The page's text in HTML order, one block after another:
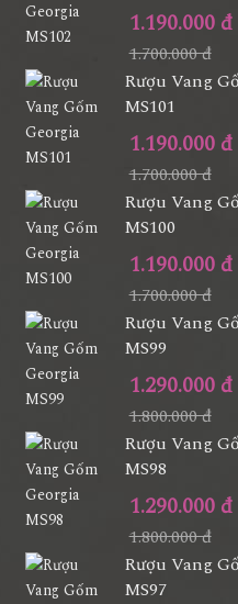
1.190.000 đ
1.700.000 đ
Rượu Vang
MS101
1.190.000 đ
1.700.000 đ
Rượu Vang
MS100
1.190.000 đ
1.700.000 đ
Rượu Vang
MS99
1.290.000 đ
1.800.000 đ
Rượu Vang
MS98
1.290.000 đ
1.800.000 đ
Rượu Vang
MS97